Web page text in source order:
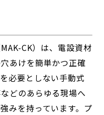
CK）は、電設資材
あけを簡単かつ正確
必要としない手動式
どのあらゆる現場へ
みを持っています。プ